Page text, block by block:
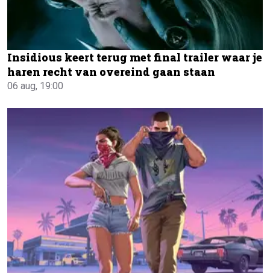
Insidious keert terug met final trailer waar je
haren recht van overeind gaan staan
06 aug, 19:00